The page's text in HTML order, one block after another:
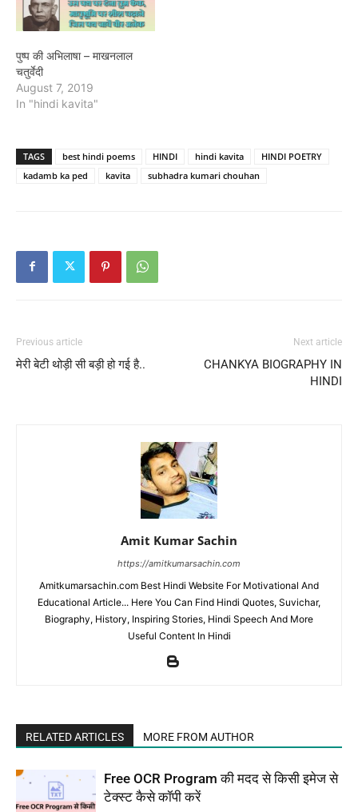
पुष्प की अभिलाषा – माखनलाल
चतुर्वेदी
August 7, 2019
In "hindi kavita"
TAGS best hindi poems HINDI hindi kavita
HINDI POETRY
kadamb ka ped
kavita subhadra kumari chouhan
Previous article
मेरी बेटी थोड़ी सी बड़ी हो गई है..
Next article
CHANKYA BIOGRAPHY IN
HINDI
Amit Kumar Sachin
https://amitkumarsachin.com
Amitkumarsachin.com Best Hindi Website For Motivational And
Educational Article... Here You Can Find Hindi Quotes, Suvichar,
Biography, History, Inspiring Stories, Hindi Speech And More
Useful Content In Hindi
RELATED ARTICLES MORE FROM AUTHOR
Free OCR Program की मदद से किसी इमेज से
टेक्स्ट कैसे कॉपी करें